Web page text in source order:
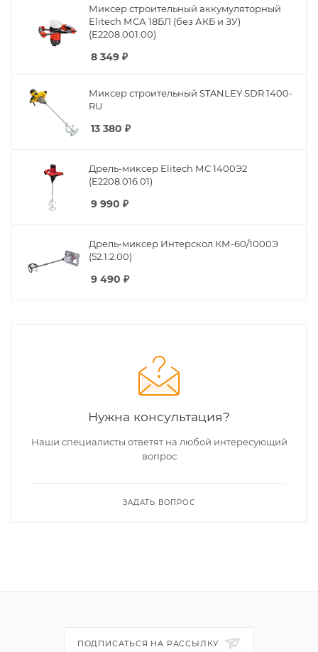
Миксер строительный аккумуляторный
Elitech МСА 18БЛ (без АКБ и ЗУ)
(Е2208.001.00)
8 349 ₽
Миксер строительный STANLEY SDR 1400-
RU
13 380 ₽
Дрель-миксер Elitech МС 1400Э2
(E2208.016.01)
9 990 ₽
Дрель-миксер Интерскол КМ-60/1000Э
(52.1.2.00)
9 490 ₽
Нужна консультация?
Наши специалисты ответят на любой интересующий
вопрос
ЗАДАТЬ ВОПРОС
ПОДПИСАТЬСЯ НА РАССЫЛКУ